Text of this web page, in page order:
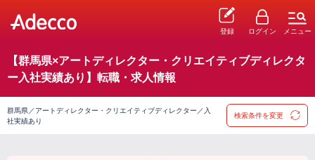
登録 ログイン メニュー
【群馬県×アートディレクター・クリエイティブディレクタ
ー入社実績あり】転職・求人情報
群馬県／アートディレクター・クリエイティブディレクター／入
社実績あり
検索条件を変更